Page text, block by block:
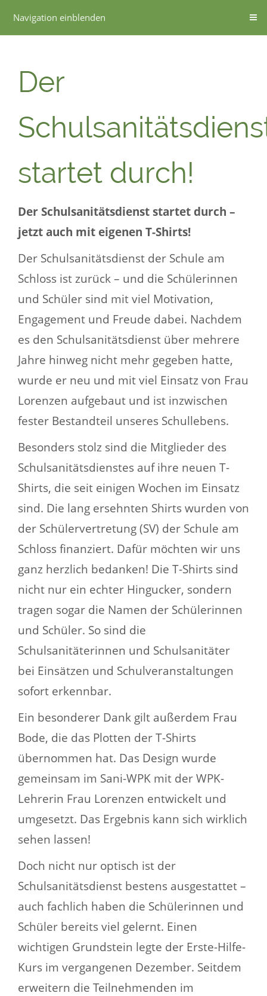
Navigation einblenden
Der
startet durch!
Der Schulsanitätsdienst startet durch –
jetzt auch mit eigenen T-Shirts!
Der Schulsanitätsdienst der Schule am
Schloss ist zurück – und die Schülerinnen
und Schüler sind mit viel Motivation,
Engagement und Freude dabei. Nachdem
es den Schulsanitätsdienst über mehrere
Jahre hinweg nicht mehr gegeben hatte,
wurde er neu und mit viel Einsatz von Frau
Lorenzen aufgebaut und ist inzwischen
fester Bestandteil unseres Schullebens.
Besonders stolz sind die Mitglieder des
Schulsanitätsdienstes auf ihre neuen T-
Shirts, die seit einigen Wochen im Einsatz
sind. Die lang ersehnten Shirts wurden von
der Schülervertretung (SV) der Schule am
Schloss finanziert. Dafür möchten wir uns
ganz herzlich bedanken! Die T-Shirts sind
nicht nur ein echter Hingucker, sondern
tragen sogar die Namen der Schülerinnen
und Schüler. So sind die
Schulsanitäterinnen und Schulsanitäter
bei Einsätzen und Schulveranstaltungen
sofort erkennbar.
Ein besonderer Dank gilt außerdem Frau
Bode, die das Plotten der T-Shirts
übernommen hat. Das Design wurde
gemeinsam im Sani-WPK mit der WPK-
Lehrerin Frau Lorenzen entwickelt und
umgesetzt. Das Ergebnis kann sich wirklich
sehen lassen!
Doch nicht nur optisch ist der
Schulsanitätsdienst bestens ausgestattet –
auch fachlich haben die Schülerinnen und
Schüler bereits viel gelernt. Einen
wichtigen Grundstein legte der Erste-Hilfe-
Kurs im vergangenen Dezember. Seitdem
erweitern die Teilnehmenden im